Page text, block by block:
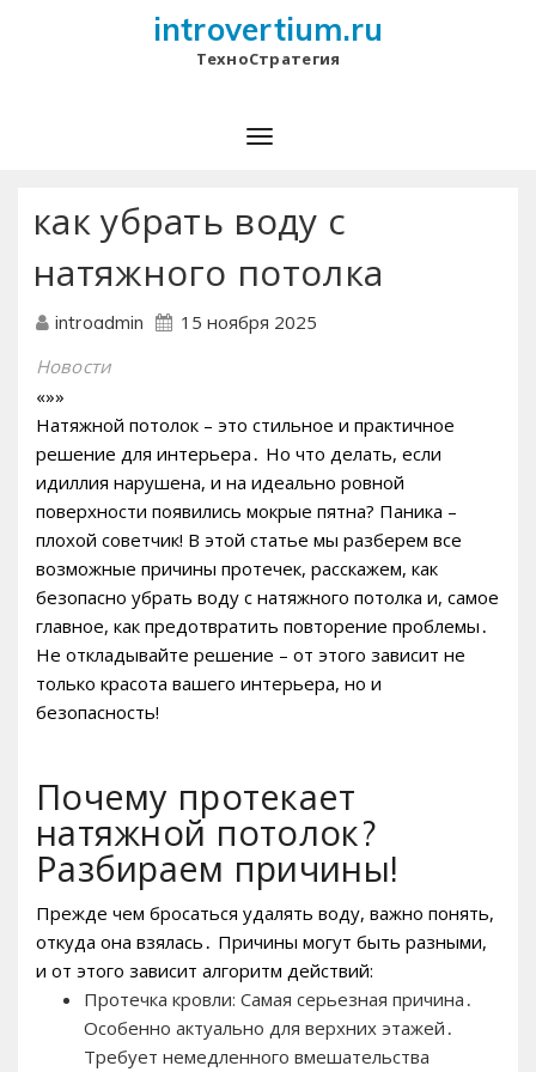
introvertium.ru
ТехноСтратегия
как убрать воду с
натяжного потолка
introadmin 15 ноября 2025
Новости
«»»
Натяжной потолок – это стильное и практичное
решение для интерьера․ Но что делать, если
идиллия нарушена, и на идеально ровной
поверхности появились мокрые пятна? Паника –
плохой советчик! В этой статье мы разберем все
возможные причины протечек, расскажем, как
безопасно убрать воду с натяжного потолка и, самое
главное, как предотвратить повторение проблемы․
Не откладывайте решение – от этого зависит не
только красота вашего интерьера, но и
безопасность!
Почему протекает
натяжной потолок?
Разбираем причины!
Прежде чем бросаться удалять воду, важно понять,
откуда она взялась․ Причины могут быть разными,
и от этого зависит алгоритм действий:
Протечка кровли: Самая серьезная причина․
Особенно актуально для верхних этажей․
Требует немедленного вмешательства